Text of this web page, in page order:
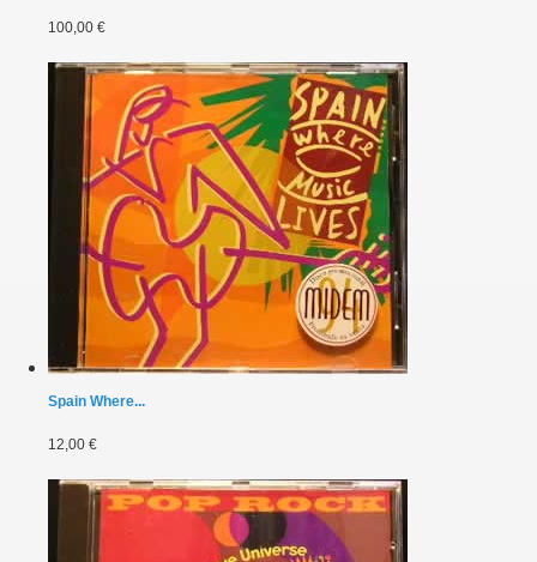
100,00 €
Spain Where...
12,00 €